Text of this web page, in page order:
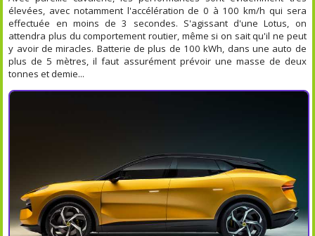
élevées, avec notamment l'accélération de 0 à 100 km/h qui sera
effectuée en moins de 3 secondes. S'agissant d'une Lotus, on
attendra plus du comportement routier, même si on sait qu'il ne peut
y avoir de miracles. Batterie de plus de 100 kWh, dans une auto de
plus de 5 mètres, il faut assurément prévoir une masse de deux
tonnes et demie...